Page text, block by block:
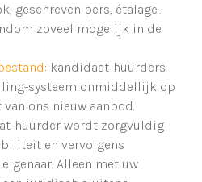
geschreven pers, étalage…
zoveel mogelijk in de
: kandidaat-huurders
systeem onmiddellijk op
ons nieuw aanbod.
huurder wordt zorgvuldig
en vervolgens
Alleen met uw